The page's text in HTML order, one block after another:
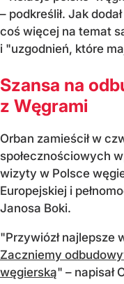
– podkreślił. Jak
coś więcej na temat
i "uzgodnień, które
Szansa na
z Węgrami
Orban zamieścił w
społecznościowych
wizyty w Polsce
Europejskiej i
Janosa Boki.
"Przywiózł najlepsze
Zaczniemy
węgierską" – napisał